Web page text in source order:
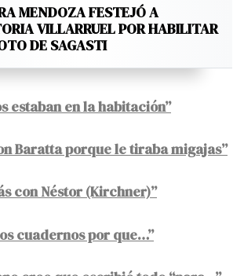
MENDOZA FESTEJÓ A
VILLARRUEL POR HABILITAR
DE SAGASTI
estaban en la habitación”
Baratta porque le tiraba migajas”
con Néstor (Kirchner)”
cuadernos por que…”